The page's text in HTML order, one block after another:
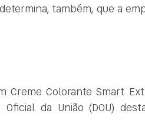
também, que a
Colorante Smart
da União (DOU)